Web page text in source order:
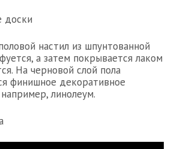
доски
настил из шпунтованной
а затем покрывается лаком
На черновой слой пола
финишное декоративное
линолеум.